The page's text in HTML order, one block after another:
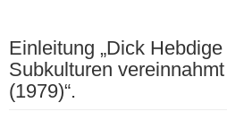
Einleitung „Dick
Subkulturen
(1979)“.